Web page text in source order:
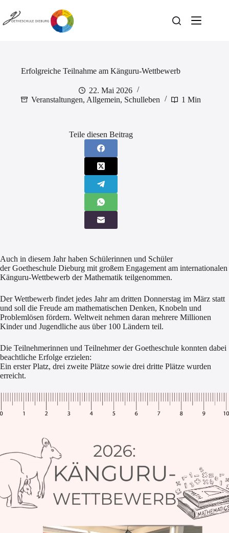
Inhalt
springen
Erfolgreiche Teilnahme am Känguru-Wettbewerb
22. Mai 2026
Veranstaltungen, Allgemein, Schulleben 1 Min
Teile diesen Beitrag
Auch in diesem Jahr haben Schülerinnen und Schüler
der Goetheschule Dieburg mit großem Engagement am internationalen
Känguru-Wettbewerb der Mathematik teilgenommen.
Der Wettbewerb findet jedes Jahr am dritten Donnerstag im März statt
und soll die Freude am mathematischen Denken, Knobeln und
Problemlösen fördern. Weltweit nehmen daran mehrere Millionen
Kinder und Jugendliche aus über 100 Ländern teil.
Die Teilnehmerinnen und Teilnehmer der Goetheschule konnten dabei
beachtliche Erfolge erzielen:
Ein erster Platz, drei zweite Plätze sowie drei dritte Plätze wurden
erreicht.